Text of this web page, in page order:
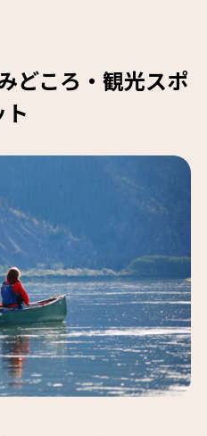
どころ・観光スポ
ト